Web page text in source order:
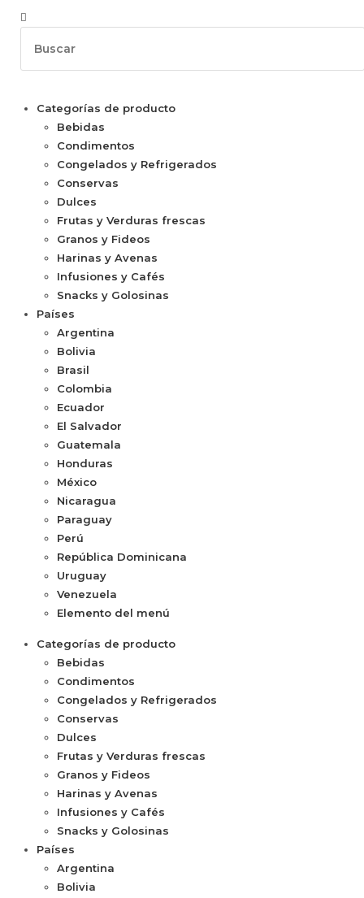
Categorías de producto
Bebidas
Condimentos
Congelados y Refrigerados
Conservas
Dulces
Frutas y Verduras frescas
Granos y Fideos
Harinas y Avenas
Infusiones y Cafés
Snacks y Golosinas
Países
Argentina
Bolivia
Brasil
Colombia
Ecuador
El Salvador
Guatemala
Honduras
México
Nicaragua
Paraguay
Perú
República Dominicana
Uruguay
Venezuela
Elemento del menú
Categorías de producto
Bebidas
Condimentos
Congelados y Refrigerados
Conservas
Dulces
Frutas y Verduras frescas
Granos y Fideos
Harinas y Avenas
Infusiones y Cafés
Snacks y Golosinas
Países
Argentina
Bolivia